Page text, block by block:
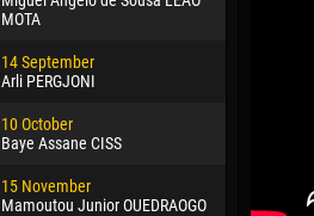
MOTA
14 September
Arli PERGJONI
10 October
Baye Assane CISS
15 November
Mamoutou Junior OUEDRAOGO
Emmanuel